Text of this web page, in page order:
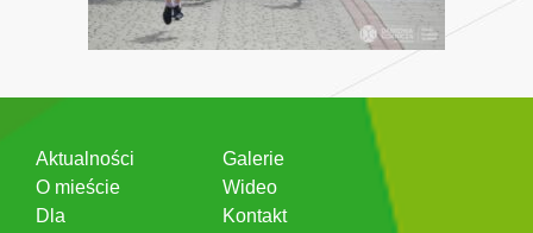
Aktualności
O mieście
Dla
Galerie
Wideo
Kontakt